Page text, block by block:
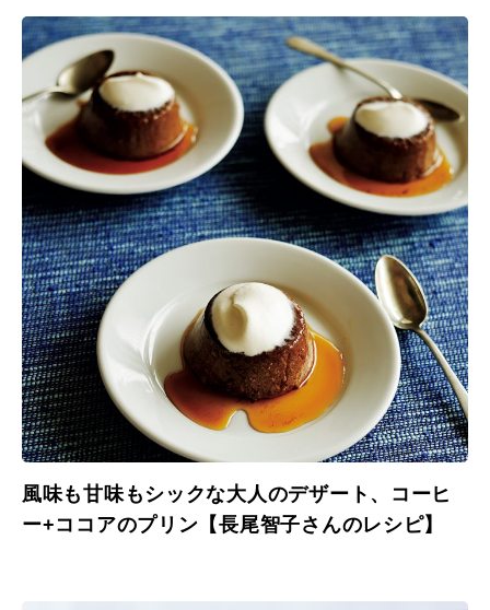
風味も甘味もシックな大人のデザート、コーヒ
ー+ココアのプリン【長尾智子さんのレシピ】